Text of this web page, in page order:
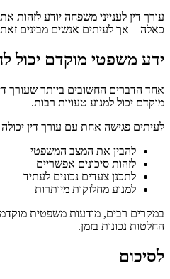
עורך דין לענייני משפחה יודע
כאלה – אך לעיתים אנשים מבינים
ידע משפטי מוקדם יכול
אחד הדברים החשובים ביותר שעורך
מוקדם יכול למנוע טעויות רבות.
לעיתים פגישה אחת עם עורך דין יכולה
להבין את המצב המשפטי
לזהות סיכונים אפשריים
לתכנן צעדים נכונים לעתיד
למנוע מחלוקות מיותרות
במקרים רבים, מודעות משפטית
החלטות נכונות בזמן.
לסיכום